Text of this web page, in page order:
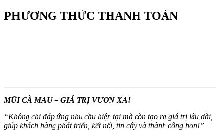
PHƯƠNG THỨC THANH TOÁN
MŨI CÀ MAU – GIÁ TRỊ VƯƠN XA!
“Không chỉ đáp ứng nhu cầu hiện tại mà còn tạo ra giá trị lâu dài,
giúp khách hàng phát triển, kết nối, tin cậy và thành công hơn!”